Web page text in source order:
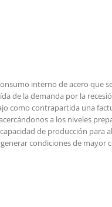
interno de acero que
de la demanda por la
como contrapartida una
a los niveles
de producción para
condiciones de